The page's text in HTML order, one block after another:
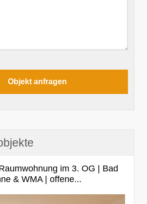
im 3. OG | Bad
& WMA | offene...